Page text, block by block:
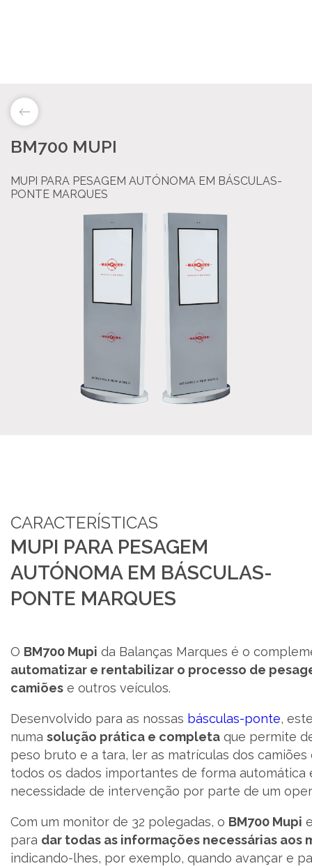
LAB&ID
PRODUTOS
RECRUTAMENTO
LIVRO DE RECLAMAÇÕES
PT
BM700 MUPI
MUPI PARA PESAGEM AUTÓNOMA EM BÁSCULAS-
PONTE MARQUES
CARACTERÍSTICAS
MUPI PARA PESAGEM
AUTÓNOMA EM BÁSCULAS-
PONTE MARQUES
O BM700 Mupi da Balanças Marques é o
automatizar e rentabilizar o processo de
camiões e outros veículos.
Desenvolvido para as nossas básculas-ponte,
numa solução prática e completa que permite
peso bruto e a tara, ler as matrículas dos camiões
todos os dados importantes de forma automática
necessidade de intervenção por parte de um
Com um monitor de 32 polegadas, o BM700 Mupi
para dar todas as informações necessárias aos
indicando-lhes, por exemplo, quando avançar e